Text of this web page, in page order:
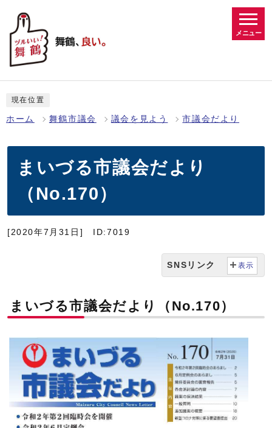
メニュー
現在位置
ホーム 舞鶴市議会 議会を見よう 市議会だより
まいづる市議会だより
（No.170）
[2020年7月31日] ID:7019
SNSリンク 表示
まいづる市議会だより（No.170）